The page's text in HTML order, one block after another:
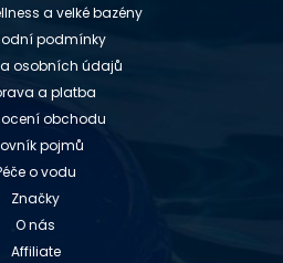
a velké bazény
podmínky
osobních údajů
a platba
obchodu
pojmů
o vodu
Značky
O nás
Affiliate